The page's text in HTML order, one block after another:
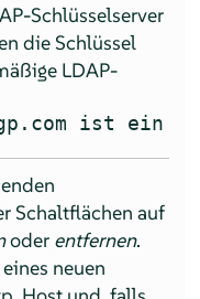
Schlüsselserver
die Schlüssel
LDAP-
ist ein
Schaltflächen auf
oder entfernen.
neuen